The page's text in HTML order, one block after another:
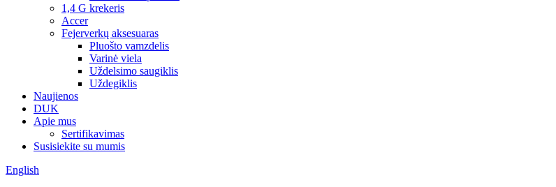
1,4 G krekeris
Accer
Fejerverkų aksesuaras
Pluošto vamzdelis
Varinė viela
Uždelsimo saugiklis
Uždegiklis
Naujienos
DUK
Apie mus
Sertifikavimas
Susisiekite su mumis
English